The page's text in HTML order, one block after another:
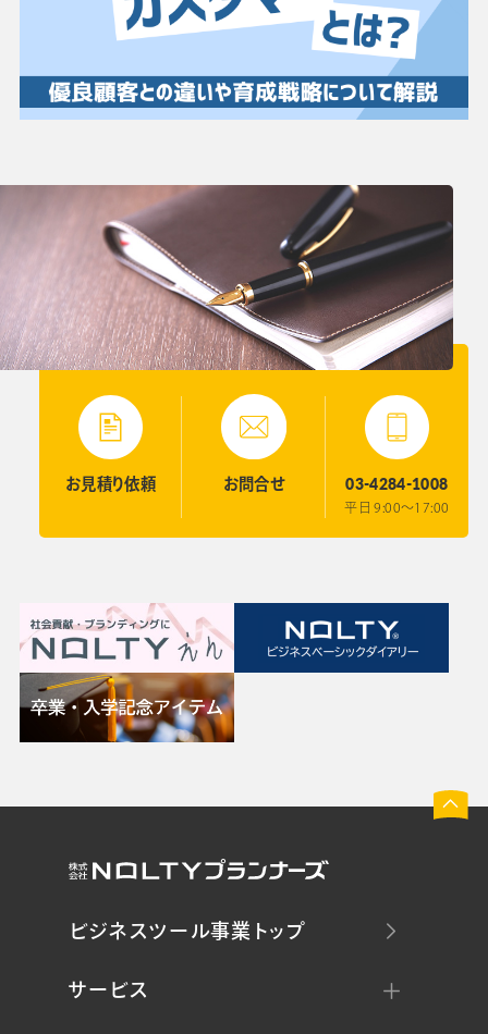
お見積り依頼 お問合せ 03-4284-1008
平日 9:00〜17:00
ビジネスツール事業トップ
サービス